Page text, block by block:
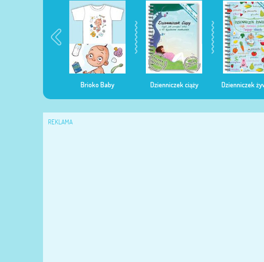
Brioko Baby Dzienniczek ciąży Dzienniczek
REKLAMA